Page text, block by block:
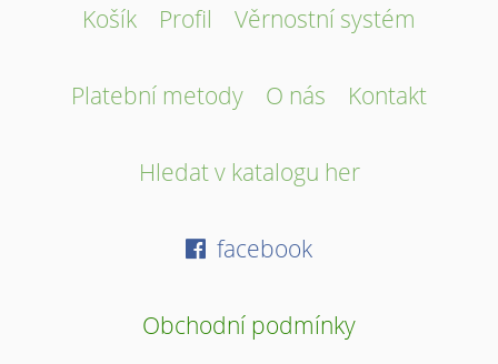
Košík Profil Věrnostní systém
Platební metody O nás Kontakt
Hledat v katalogu her
facebook
Obchodní podmínky